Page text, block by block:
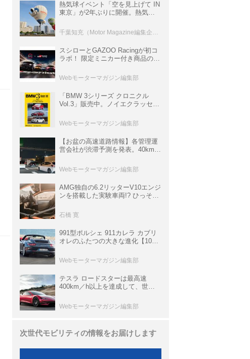
熱気球イベント「空を見上げて IN
東京」が2年ぶりに開催。熱気球
室などのコンテンツも
スシローとGAZOO Racingが初コ
ラボ！ 限定ミニカー付き商品の
ト体験があたる抽選企画などを展
開
Webモーターマガジン編集部
「BMW 3シリーズ クロニクル
Vol.3」販売中。ノイエクラッセか
ムック
Webモーターマガジン編集部
【お盆の高速道路情報】各管理運
営会社が渋滞予測を発表。40km以
数ある
Webモーターマガジン編集部
AMG独自の6.2リッターV10エンジ
ンを搭載した実験車両!? ひっそり
P900 プロトタイプ」とは
石橋 寛
991型ポルシェ 911カレラ カブリ
オレのふたつの大きな進化【10年
Webモーターマガジン編集部
テスラ ロードスターは最高速
400km／h以上を達成して、世界
ーカークロニクル・完全版／
113】
Webモーターマガジン編集部
次世代モビリティの情報をお届けします